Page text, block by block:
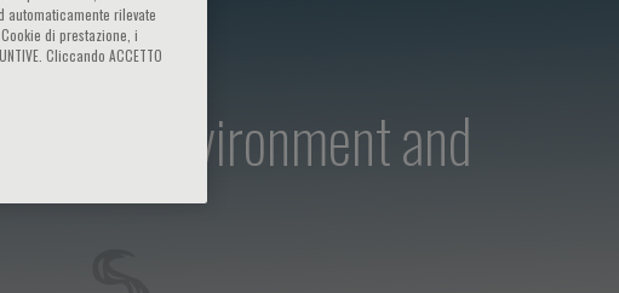
environment and
automaticamente rilevate
di prestazione, i
Cliccando ACCETTO